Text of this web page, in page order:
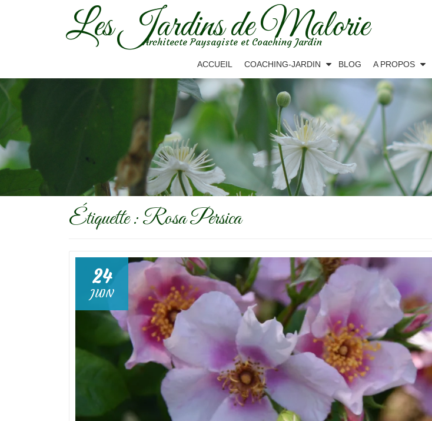
Les Jardins de Malorie
Architecte Paysagiste et Coaching Jardin
ACCUEIL COACHING-JARDIN BLOG A PROPOS
Étiquette :Rosa Persica
24
JUIN